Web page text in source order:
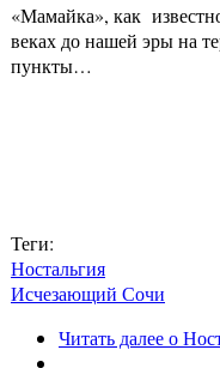
«Мамайка», как
веках до нашей эры на
пункты…
Теги:
Ностальгия
Исчезающий Сочи
Читать далеео